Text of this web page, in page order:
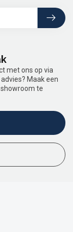
met ons op via
Maak een
te